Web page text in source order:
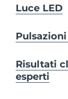
Luce LED
Risultati
esperti